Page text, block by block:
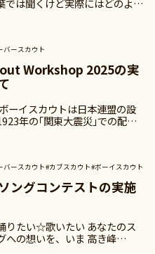
では聞くけど実際にはどのよう
らいいるんだろう」「ボーイス
収プロジェク
バースカウト
ベント事業）#加盟員向け
Workshop 2025の実
年の｢関東大震災｣での配給
｢自治三訣｣の言葉を読み返す
頃から｢そなえ
バースカウト#カブスカウト#ボーイスカウト
ト
#ローバースカウト
ベント事業） #お知らせ#加盟員向け
ングコンテストの実施
りたい☆歌いたい あなたのス
への想いを、いま 高き峰